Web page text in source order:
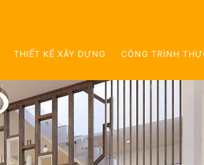
THIẾT KẾ XÂY DỰNG CÔNG TRÌNH